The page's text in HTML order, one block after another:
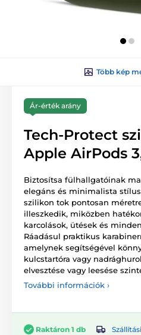
Több kép
Ár-érték arány
Tech-Protect
Apple AirPods
Biztosítsa fülhallgatóinak
elegáns és minimalista
szilikon tok pontosan
illeszkedik, miközben
karcolások, ütések és
Ráadásul praktikus
amelynek segítségével
kulcstartóra vagy
elvesztése vagy leesése
További információk ›
Raktáron 1 db